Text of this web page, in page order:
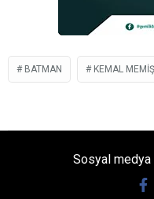
BATMAN KEMAL
Sosyal medya